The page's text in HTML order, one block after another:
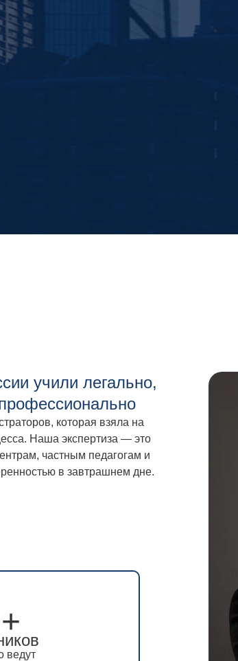
учили легально,
которая взяла на
Наша экспертиза — это
частным педагогам и
в завтрашнем дне.
ведут
ведут